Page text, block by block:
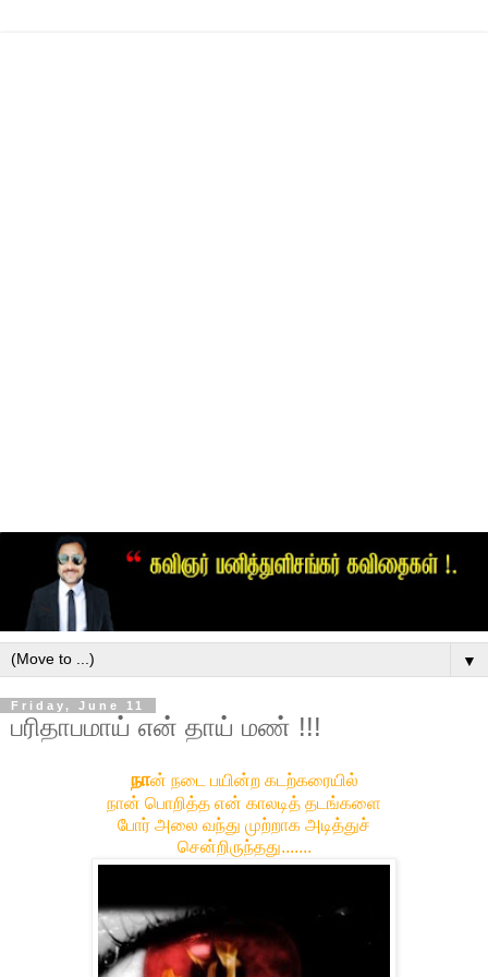
▼
Friday, June 11
பரிதாபமாய் என் தாய் மண் !!!
நான் நடை பயின்ற கடற்கரையில்
நான் பொறித்த என் காலடித் தடங்களை
போர் அலை வந்து முற்றாக அடித்துச்
சென்றிருந்தது.......